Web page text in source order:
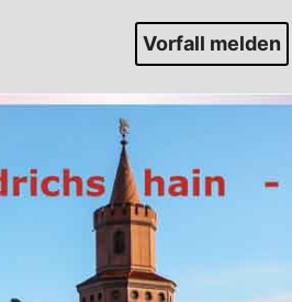
Vorfall melden